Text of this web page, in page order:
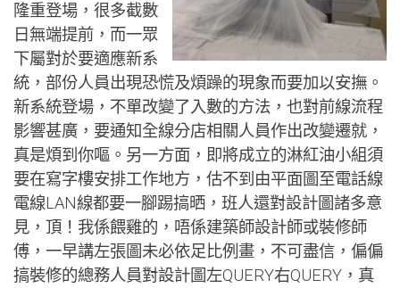
隆重登場，很多截數
日無端提前，而一眾
下屬對於要適應新系
統，部份人員出現恐慌及煩躁的現象而要加以安撫。
新系統登場，不單改變了入數的方法，也對前線流程
影響甚廣，要通知全線分店相關人員作出改變遷就，
真是煩到你嘔。另一方面，即將成立的淋紅油小組須
要在寫字樓安排工作地方，估不到由平面圖至電話線
電線LAN線都要一腳踢搞晒，班人還對設計圖諸多意
見，頂！我係餵雞的，唔係建築師設計師或裝修師
傅，一早講左張圖未必依足比例畫，不可盡信，偏偏
搞裝修的總務人員對設計圖左QUERY右QUERY，真